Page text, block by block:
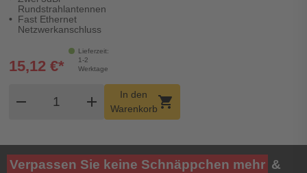
Rundstrahlantennen
Fast Ethernet
Netzwerkanschluss
Lieferzeit:
1-2
Werktage
15,12 €*
remove
Produkt Warenkorb Menge
add
In den
Warenkorbshopping_cart
Verpassen Sie keine Schnäppchen mehr &